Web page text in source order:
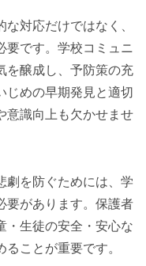
対応だけではなく、
要です。学校コミュニ
を醸成し、予防策の充
じめの早期発見と適切
意識向上も欠かせませ
劇を防ぐためには、学
要があります。保護者
・生徒の安全・安心な
ことが重要です。